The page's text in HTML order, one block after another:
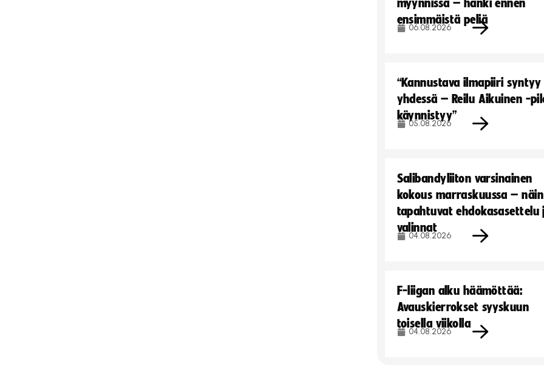
myynnissä – hanki ennen
ensimmäistä peliä
06.08.2026
“Kannustava ilmapiiri syntyy
yhdessä – Reilu Aikuinen -
käynnistyy”
05.08.2026
Salibandyliiton varsinainen
kokous marraskuussa – näin
tapahtuvat ehdokasasettelu
valinnat
04.08.2026
F-liigan alku häämöttää:
Avauskierrokset syyskuun
toisella viikolla
04.08.2026